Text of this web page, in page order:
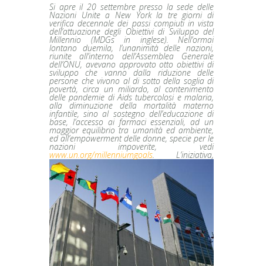
Si apre il 20 settembre presso la sede delle
Nazioni Unite a New York la tre giorni di
verifica decennale dei passi compiuti in vista
dell’attuazione degli Obiettivi di Sviluppo del
Millennio (MDGs in inglese). Nell’ormai
lontano duemila, l’unanimità delle nazioni,
riunite all’interno dell’Assemblea Generale
dell’ONU, avevano approvato otto obiettivi di
sviluppo che vanno dalla riduzione delle
persone che vivono al di sotto della soglia di
povertà, circa un miliardo, al contenimento
delle pandemie di Aids tubercolosi e malaria,
alla diminuzione della mortalità materno
infantile, sino al sostegno dell’educazione di
base, l’accesso ai farmaci essenziali, ad un
maggior equilibrio tra umanità ed ambiente,
ed all’empowerment delle donne, specie per le
nazioni impoverite, vedi
www.un.org/millenniumgoals. L’iniziativa,